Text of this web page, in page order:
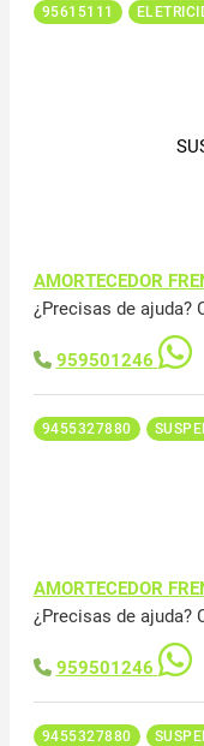
95615111
AMORTECEDOR
¿Precisas de
959501246
9455327880
AMORTECEDOR
¿Precisas de
959501246
9455327880